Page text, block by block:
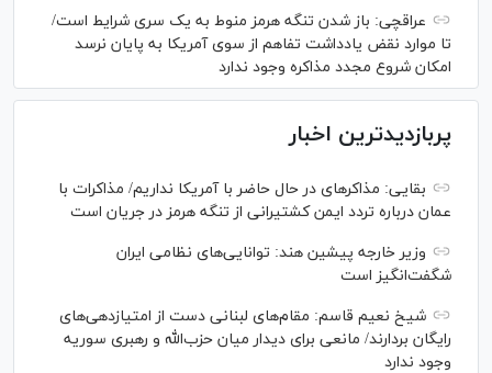
عراقچی: باز شدن تنگه هرمز منوط به یک سری شرایط است/
تا موارد نقض یادداشت تفاهم از سوی آمریکا به پایان نرسد
امکان شروع مجدد مذاکره وجود ندارد
پربازدیدترین اخبار
بقایی: مذاکره‎ای در حال حاضر با آمریکا نداریم/ مذاکرات با
عمان درباره تردد ایمن کشتیرانی از تنگه هرمز در جریان است
وزیر خارجه پیشین هند: توانایی‌های نظامی ایران
شگفت‌انگیز است
شیخ نعیم قاسم: مقام‌های لبنانی دست از امتیازدهی‌های
رایگان بردارند/ مانعی برای دیدار میان حزب‌الله و رهبری سوریه
وجود ندارد